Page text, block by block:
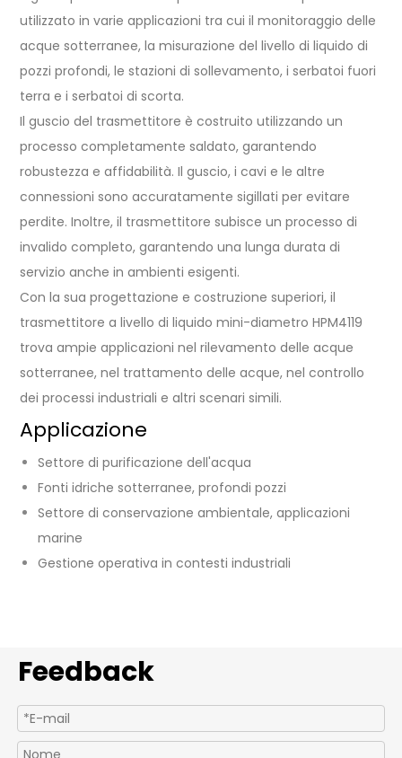
utilizzato in varie applicazioni tra cui il monitoraggio delle
acque sotterranee, la misurazione del livello di liquido di
pozzi profondi, le stazioni di sollevamento, i serbatoi fuori
terra e i serbatoi di scorta.
Il guscio del trasmettitore è costruito utilizzando un
processo completamente saldato, garantendo
robustezza e affidabilità. Il guscio, i cavi e le altre
connessioni sono accuratamente sigillati per evitare
perdite. Inoltre, il trasmettitore subisce un processo di
invalido completo, garantendo una lunga durata di
servizio anche in ambienti esigenti.
Con la sua progettazione e costruzione superiori, il
trasmettitore a livello di liquido mini-diametro HPM4119
trova ampie applicazioni nel rilevamento delle acque
sotterranee, nel trattamento delle acque, nel controllo
dei processi industriali e altri scenari simili.
Applicazione
Settore di purificazione dell'acqua
Fonti idriche sotterranee, profondi pozzi
Settore di conservazione ambientale, applicazioni
marine
Gestione operativa in contesti industriali
Feedback